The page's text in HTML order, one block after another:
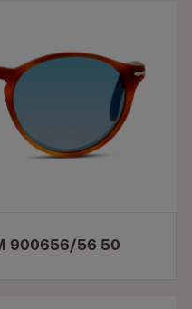
900656/56 50